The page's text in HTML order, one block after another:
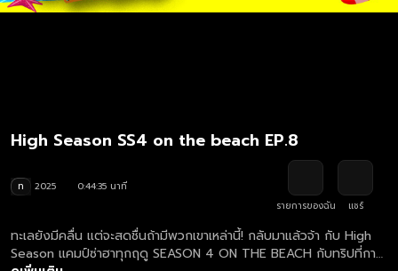
High Season SS4 on the beach EP.8
ท 2025
0:44:35 นาที
รายการของฉัน
แชร์
ทะเลยังมีคลื่น แต่จะสดชื่นถ้ามีพวกเขาเหล่านี้! กลับมาแล้วจ้า กับ High
Season แคมป์ซ่าฮาทุกฤดู SEASON 4 ON THE BEACH กับทริปที่กา